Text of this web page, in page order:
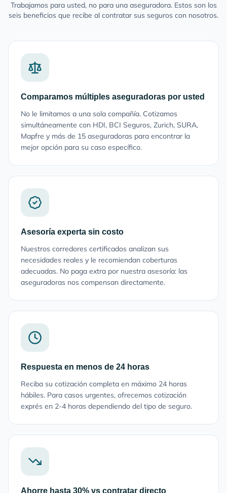
Trabajamos para usted, no para una aseguradora. Estos son los
seis beneficios que recibe al contratar sus seguros con nosotros.
Comparamos múltiples aseguradoras por usted
No le limitamos a una sola compañía. Cotizamos
simultáneamente con HDI, BCI Seguros, Zurich, SURA,
Mapfre y más de 15 aseguradoras para encontrar la
mejor opción para su caso específico.
Asesoría experta sin costo
Nuestros corredores certificados analizan sus
necesidades reales y le recomiendan coberturas
adecuadas. No paga extra por nuestra asesoría: las
aseguradoras nos compensan directamente.
Respuesta en menos de 24 horas
Reciba su cotización completa en máximo 24 horas
hábiles. Para casos urgentes, ofrecemos cotización
exprés en 2-4 horas dependiendo del tipo de seguro.
Ahorre hasta 30% vs contratar directo